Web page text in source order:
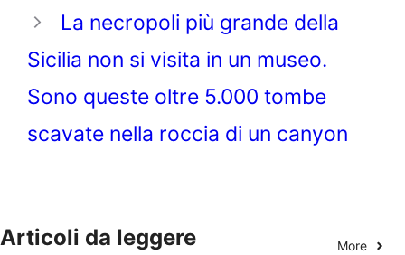
La necropoli più grande della
Sicilia non si visita in un museo.
Sono queste oltre 5.000 tombe
scavate nella roccia di un canyon
Articoli da leggere More